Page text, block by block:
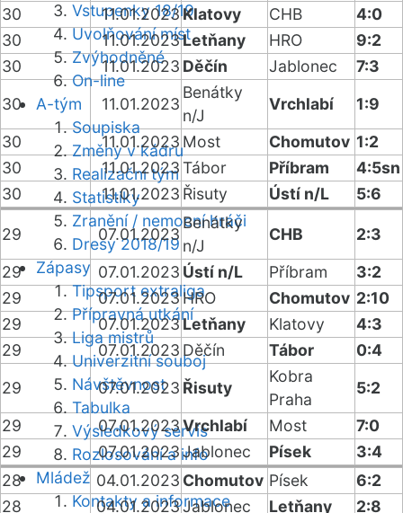
Vstupenky 18/19
Uvolňování míst
Zvýhodněné
On-line
A-tým
Soupiska
Změny v kádru
Realizační tým
Statistiky
Zranění / nemocní hráči
Dresy 2018/19
Zápasy
Tipsport extraliga
Přípravná utkání
Liga mistrů
Univerzitní souboj
Návštěvnost
Tabulka
Výsledkový servis
Rozlosování a info
Mládež
Kontakty a informace
30
11.01.2023 Klatovy CHB
4:0
30
11.01.2023Letňany HRO
9:2
30
11.01.2023 Děčín Jablonec
7:3
30
11.01.2023
Benátky
n/J
Vrchlabí
1:9
30
11.01.2023 Most Chomutov 1:2
30
11.01.2023Tábor Příbram
4:5sn
30
11.01.2023 Řisuty Ústí n/L 5:6
29 07.01.2023
Benátky
n/J
CHB
2:3
29
07.01.2023 Ústí n/L Příbram
3:2
29
07.01.2023 HRO Chomutov 2:10
29
07.01.2023Letňany Klatovy
4:3
29
07.01.2023 Děčín Tábor
0:4
29
07.01.2023 Řisuty
Kobra
Praha
5:2
29
07.01.2023Vrchlabí Most
7:0
29
07.01.2023Jablonec Písek
3:4
28
04.01.2023 Chomutov Písek
6:2
28
04.01.2023Jablonec Letňany
2:8